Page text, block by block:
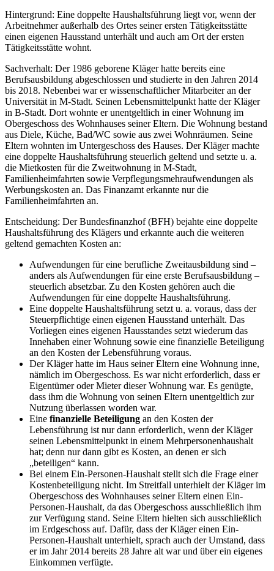
Hintergrund: Eine doppelte Haushaltsführung liegt vor, wenn der
Arbeitnehmer außerhalb des Ortes seiner ersten Tätigkeitsstätte
einen eigenen Hausstand unterhält und auch am Ort der ersten
Tätigkeitsstätte wohnt.
Sachverhalt: Der 1986 geborene Kläger hatte bereits eine
Berufsausbildung abgeschlossen und studierte in den Jahren 2014
bis 2018. Nebenbei war er wissenschaftlicher Mitarbeiter an der
Universität in M-Stadt. Seinen Lebensmittelpunkt hatte der Kläger
in B-Stadt. Dort wohnte er unentgeltlich in einer Wohnung im
Obergeschoss des Wohnhauses seiner Eltern. Die Wohnung bestand
aus Diele, Küche, Bad/WC sowie aus zwei Wohnräumen. Seine
Eltern wohnten im Untergeschoss des Hauses. Der Kläger machte
eine doppelte Haushaltsführung steuerlich geltend und setzte u. a.
die Mietkosten für die Zweitwohnung in M-Stadt,
Familienheimfahrten sowie Verpflegungsmehraufwendungen als
Werbungskosten an. Das Finanzamt erkannte nur die
Familienheimfahrten an.
Entscheidung: Der Bundesfinanzhof (BFH) bejahte eine doppelte
Haushaltsführung des Klägers und erkannte auch die weiteren
geltend gemachten Kosten an:
Aufwendungen für eine berufliche Zweitausbildung sind –
anders als Aufwendungen für eine erste Berufsausbildung –
steuerlich absetzbar. Zu den Kosten gehören auch die
Aufwendungen für eine doppelte Haushaltsführung.
Eine doppelte Haushaltsführung setzt u. a. voraus, dass der
Steuerpflichtige einen eigenen Hausstand unterhält. Das
Vorliegen eines eigenen Hausstandes setzt wiederum das
Innehaben einer Wohnung sowie eine finanzielle Beteiligung
an den Kosten der Lebensführung voraus.
Der Kläger hatte im Haus seiner Eltern eine Wohnung inne,
nämlich im Obergeschoss. Es war nicht erforderlich, dass er
Eigentümer oder Mieter dieser Wohnung war. Es genügte,
dass ihm die Wohnung von seinen Eltern unentgeltlich zur
Nutzung überlassen worden war.
Eine finanzielle Beteiligung an den Kosten der
Lebensführung ist nur dann erforderlich, wenn der Kläger
seinen Lebensmittelpunkt in einem Mehrpersonenhaushalt
hat; denn nur dann gibt es Kosten, an denen er sich
„beteiligen“ kann.
Bei einem Ein-Personen-Haushalt stellt sich die Frage einer
Kostenbeteiligung nicht. Im Streitfall unterhielt der Kläger im
Obergeschoss des Wohnhauses seiner Eltern einen Ein-
Personen-Haushalt, da das Obergeschoss ausschließlich ihm
zur Verfügung stand. Seine Eltern hielten sich ausschließlich
im Erdgeschoss auf. Dafür, dass der Kläger einen Ein-
Personen-Haushalt unterhielt, sprach auch der Umstand, dass
er im Jahr 2014 bereits 28 Jahre alt war und über ein eigenes
Einkommen verfügte.